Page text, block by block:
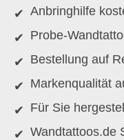
Anbringhilfe
Probe-
Bestellung auf
Markenqualität
Für Sie
Wandtattoos.de